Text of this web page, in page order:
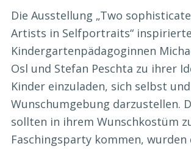
Die Ausstellung „Two
Artists in Selfportraits“
Kindergartenpädagoginnen
Osl und Stefan Peschta zu ihrer
Kinder einzuladen, sich selbst
Wunschumgebung darzustellen.
sollten in ihrem Wunschkostüm
Faschingsparty kommen, wurden